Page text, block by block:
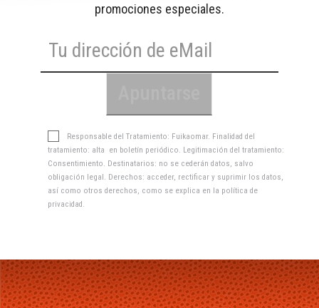
promociones especiales.
Responsable del Tratamiento: Fuikaomar. Finalidad del
tratamiento: alta en boletín periódico. Legitimación del tratamiento:
Consentimiento. Destinatarios: no se cederán datos, salvo
obligación legal. Derechos: acceder, rectificar y suprimir los datos,
así como otros derechos, como se explica en la política de
privacidad